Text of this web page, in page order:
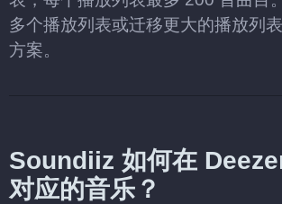
多个播放列表或迁移更大的播放列
方案。
Soundiiz 如何在
对应的音乐？